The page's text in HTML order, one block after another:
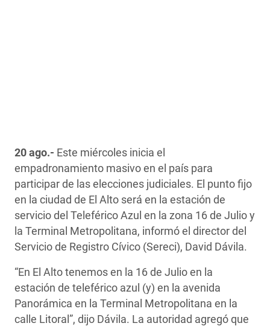
20 ago.- Este miércoles inicia el
empadronamiento masivo en el país para
participar de las elecciones judiciales. El punto fijo
en la ciudad de El Alto será en la estación de
servicio del Teleférico Azul en la zona 16 de Julio y
la Terminal Metropolitana, informó el director del
Servicio de Registro Cívico (Sereci), David Dávila.
“En El Alto tenemos en la 16 de Julio en la
estación de teleférico azul (y) en la avenida
Panorámica en la Terminal Metropolitana en la
calle Litoral”, dijo Dávila. La autoridad agregó que